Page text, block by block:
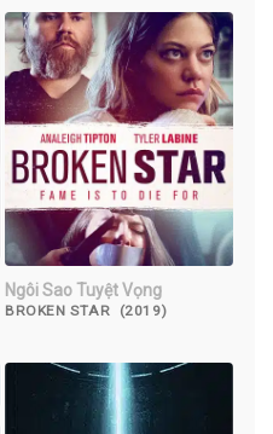
Ngôi Sao Tuyệt Vọng
BROKEN STAR (2019)